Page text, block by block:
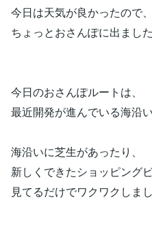
今日は天気が良かったので、
ちょっとおさんぽに出まし
今日のおさんぽルートは、
最近開発が進んでいる海沿
海沿いに芝生があったり、
新しくできたショッピング
見てるだけでワクワクしま